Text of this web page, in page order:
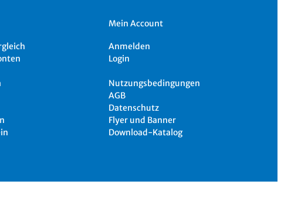
Mein Account
Anmelden
Login
Nutzungsbedingungen
AGB
Datenschutz
Flyer und Banner
Download-Katalog